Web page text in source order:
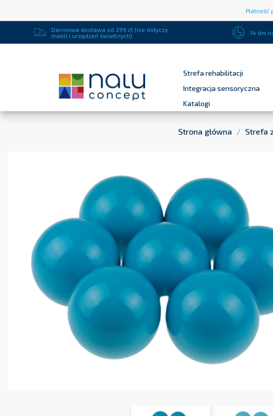
Darmowa dostawa od 299 zł (nie dotyczy
mebli i urządzeń świetlnych)
14 dni
Strefa rehabilitacji
Integracja sensoryczna
Katalogi
Strona główna Strefa